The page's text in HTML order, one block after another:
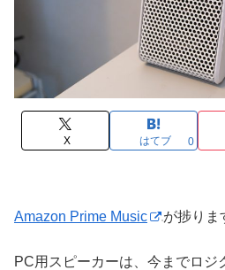
X はてブ 0
Amazon Prime Music が捗りま
PC用スピーカーは、今までロジ